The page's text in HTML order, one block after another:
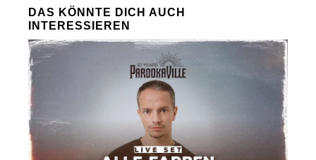
DAS KÖNNTE DICH AUCH
INTERESSIEREN